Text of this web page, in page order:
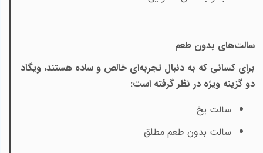
سالت‌های بدون طعم
برای کسانی که به دنبال تجربه‌ای خالص و ساده هستند، ویگاد
دو گزینه ویژه در نظر گرفته است:
سالت یخ
سالت بدون طعم مطلق